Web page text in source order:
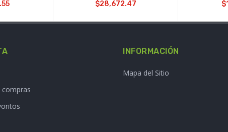
$28,672.47
compras
INFORMACIÓN
Mapa del Sitio